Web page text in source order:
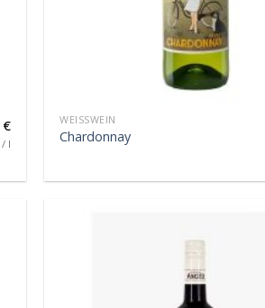
€
/ l
WEISSWEIN
Chardonnay